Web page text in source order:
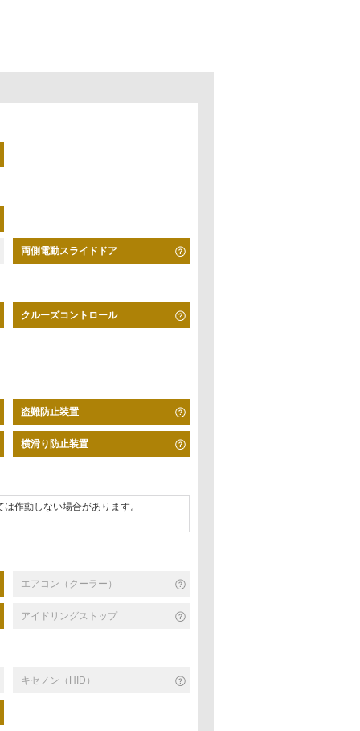
両側電動スライドドア
クルーズコントロール
盗難防止装置
横滑り防止装置
作動しない場合があります。
エアコン（クーラー）
アイドリングストップ
キセノン（HID）